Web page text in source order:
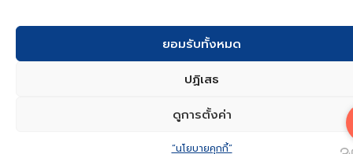
ยอมรับทั้งหมด
ปฏิเสธ
ดูการตั้งค่า
“นโยบายคุกกี้”